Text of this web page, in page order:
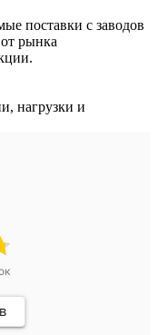
поставки с заводов
рынка
нагрузки и